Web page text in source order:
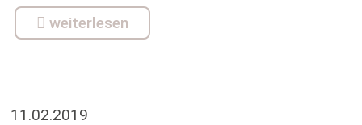
weiterlesen
11.02.2019